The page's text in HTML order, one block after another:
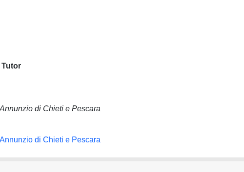
Tutor
di Chieti e Pescara
di Chieti e Pescara